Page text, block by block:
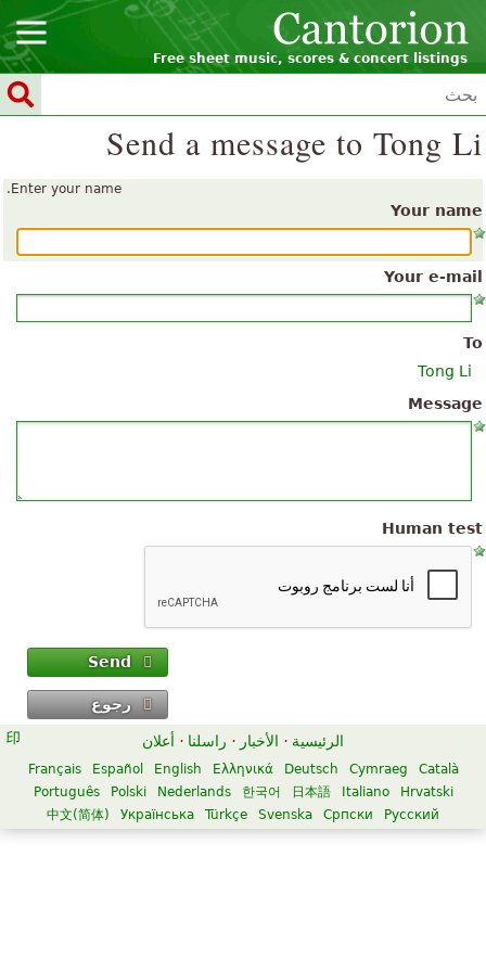
Free sheet music, scores & concert listings
Send a message to Tong Li
Enter your name.
Your name
Your e-mail
To
Tong Li
Message
Human test
Send
رجوع
الرئيسية · الأخبار · راسلنا · أعلان
Català
Cymraeg
Deutsch
Ελληνικά
English
Español
Français
Hrvatski
Italiano
日本語
한국어
Nederlands
Polski
Português
Русский
Српски
Svenska
Türkçe
Українська
中文(简体)